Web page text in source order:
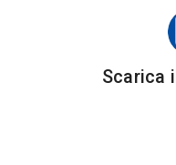
l’opzione per
Scarica